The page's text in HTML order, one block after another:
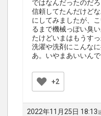
ではなんだったのだ
信頼してたんだけど
にしてみましたが、
るまで機械っぽい臭
たけどいまはもうすっ
洗濯や洗剤にこんな
あ。いやまあいいんで
+2
2022年11月25日 18:13